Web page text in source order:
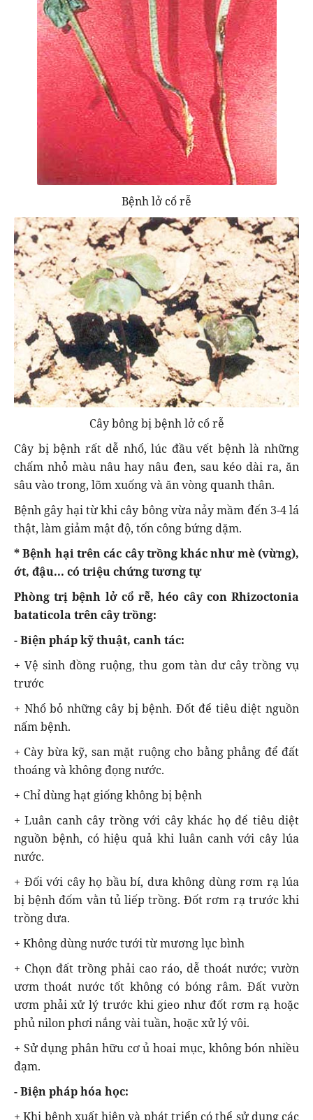
Bệnh lở cổ rễ
Cây bông bị bệnh lở cổ rễ
Cây bị bệnh rất dễ nhổ, lúc đầu vết bệnh là những
chấm nhỏ màu nâu hay nâu đen, sau kéo dài ra, ăn
sâu vào trong, lõm xuống và ăn vòng quanh thân.
Bệnh gây hại từ khi cây bông vừa nảy mầm đến 3-4 lá
thật, làm giảm mật độ, tốn công bứng dặm.
* Bệnh hại trên các cây trồng khác như mè (vừng),
ớt, đậu... có triệu chứng tương tự
Phòng trị bệnh lở cổ rễ, héo cây con Rhizoctonia
bataticola trên cây trồng:
- Biện pháp kỹ thuật, canh tác:
+ Vệ sinh đồng ruộng, thu gom tàn dư cây trồng vụ
trước
+ Nhổ bỏ những cây bị bệnh. Đốt để tiêu diệt nguồn
nấm bệnh.
+ Cày bừa kỹ, san mặt ruộng cho bằng phẳng để đất
thoáng và không đọng nước.
+ Chỉ dùng hạt giống không bị bệnh
+ Luân canh cây trồng với cây khác họ để tiêu diệt
nguồn bệnh, có hiệu quả khi luân canh với cây lúa
nước.
+ Đối với cây họ bầu bí, dưa không dùng rơm rạ lúa
bị bệnh đốm vằn tủ liếp trồng. Đốt rơm rạ trước khi
trồng dưa.
+ Không dùng nước tưới từ mương lục bình
+ Chọn đất trồng phải cao ráo, dễ thoát nước; vườn
ươm thoát nước tốt không có bóng râm. Đất vườn
ươm phải xử lý trước khi gieo như đốt rơm rạ hoặc
phủ nilon phơi nắng vài tuần, hoặc xử lý vôi.
+ Sử dụng phân hữu cơ ủ hoai mục, không bón nhiều
đạm.
- Biện pháp hóa học:
+ Khi bệnh xuất hiện và phát triển có thể sử dụng các